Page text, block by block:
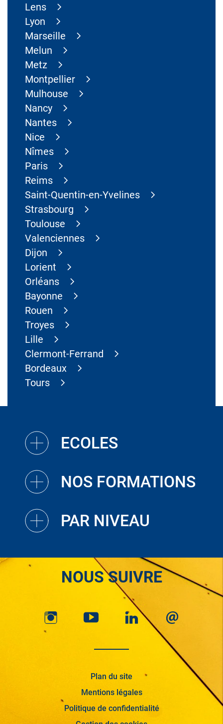
Lens
Lyon
Marseille
Melun
Metz
Montpellier
Mulhouse
Nancy
Nantes
Nice
Nîmes
Paris
Reims
Saint-Quentin-en-Yvelines
Strasbourg
Toulouse
Valenciennes
Dijon
Lorient
Orléans
Bayonne
Rouen
Troyes
Lille
Clermont-Ferrand
Bordeaux
Tours
ECOLES
NOS FORMATIONS
PAR NIVEAU
NOUS SUIVRE
Plan du site
Mentions légales
Politique de confidentialité